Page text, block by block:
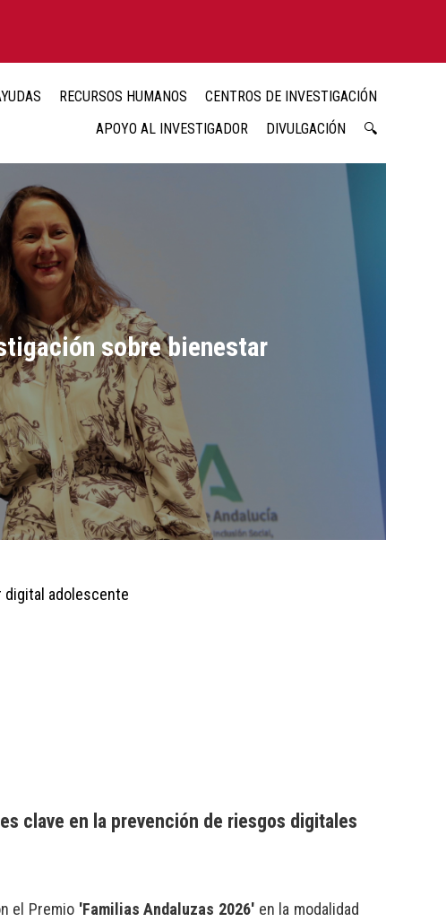
RECURSOS HUMANOS
CENTROS DE INVESTIGACIÓN
APOYO AL INVESTIGADOR
DIVULGACIÓN 🔍
sobre bienestar
digital adolescente
clave en la prevención de riesgos digitales
el Premio'Familias Andaluzas 2026' en la modalidad